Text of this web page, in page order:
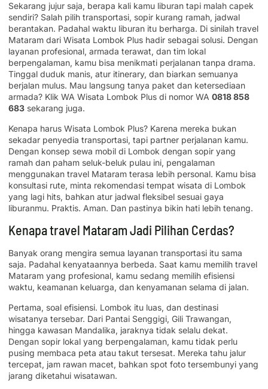
Sekarang jujur saja, berapa kali kamu liburan tapi malah capek
sendiri? Salah pilih transportasi, sopir kurang ramah, jadwal
berantakan. Padahal waktu liburan itu berharga. Di sinilah travel
Mataram dari Wisata Lombok Plus hadir sebagai solusi. Dengan
layanan profesional, armada terawat, dan tim lokal
berpengalaman, kamu bisa menikmati perjalanan tanpa drama.
Tinggal duduk manis, atur itinerary, dan biarkan semuanya
berjalan mulus. Mau langsung tanya paket dan ketersediaan
armada? Klik WA Wisata Lombok Plus di nomor WA 0818 858
683 sekarang juga.
Kenapa harus Wisata Lombok Plus? Karena mereka bukan
sekadar penyedia transportasi, tapi partner perjalanan kamu.
Dengan konsep sewa mobil di Lombok dengan sopir yang
ramah dan paham seluk-beluk pulau ini, pengalaman
menggunakan travel Mataram terasa lebih personal. Kamu bisa
konsultasi rute, minta rekomendasi tempat wisata di Lombok
yang lagi hits, bahkan atur jadwal fleksibel sesuai gaya
liburanmu. Praktis. Aman. Dan pastinya bikin hati lebih tenang.
Kenapa travel Mataram Jadi Pilihan Cerdas?
Banyak orang mengira semua layanan transportasi itu sama
saja. Padahal kenyataannya berbeda. Saat kamu memilih travel
Mataram yang profesional, kamu sedang memilih efisiensi
waktu, keamanan keluarga, dan kenyamanan selama di jalan.
Pertama, soal efisiensi. Lombok itu luas, dan destinasi
wisatanya tersebar. Dari Pantai Senggigi, Gili Trawangan,
hingga kawasan Mandalika, jaraknya tidak selalu dekat.
Dengan sopir lokal yang berpengalaman, kamu tidak perlu
pusing membaca peta atau takut tersesat. Mereka tahu jalur
tercepat, jam rawan macet, bahkan spot foto tersembunyi yang
jarang diketahui wisatawan.